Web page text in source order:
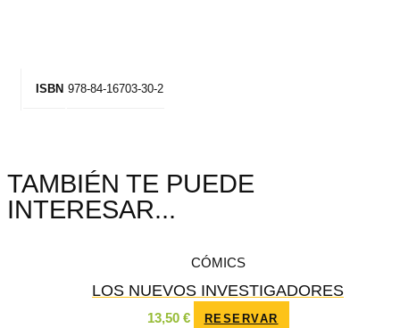
ISBN 978-84-16703-30-2
TAMBIÉN TE PUEDE
INTERESAR...
CÓMICS
LOS NUEVOS INVESTIGADORES
13,50 € RESERVAR